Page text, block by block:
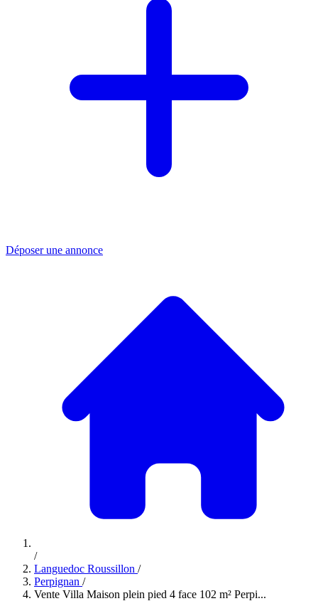
Déposer une annonce
/
Languedoc Roussillon /
Perpignan /
Vente Villa Maison plein pied 4 face 102 m² Perpi...